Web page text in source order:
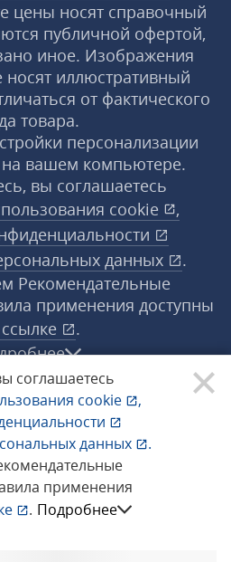
соглашаетесь
cookie
,
данных
.
применения
. Подробнее
цены носят справочный
публичной офертой,
иное. Изображения
носят иллюстративный
от фактического
товара.
персонализации
на вашем компьютере.
вы соглашаетесь
cookie
,
данных
.
Рекомендательные
применения доступны
.
®. Все права
об ошибке